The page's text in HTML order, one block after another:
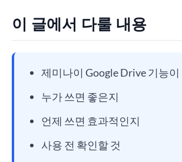
이 글에서 다룰 내용
제미나이 Google Drive 기능이
누가 쓰면 좋은지
언제 쓰면 효과적인지
사용 전 확인할 것